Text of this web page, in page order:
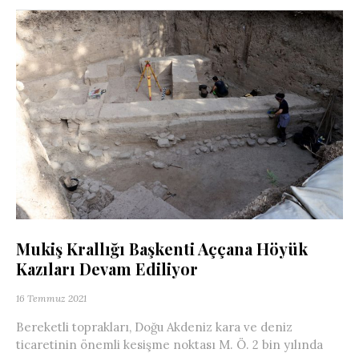
Mukiş Krallığı Başkenti Aççana Höyük
Kazıları Devam Ediliyor
16 Temmuz 2021
Bereketli toprakları, Doğu Akdeniz kara ve deniz
ticaretinin önemli kesişme noktası M. Ö. 2 bin yılında